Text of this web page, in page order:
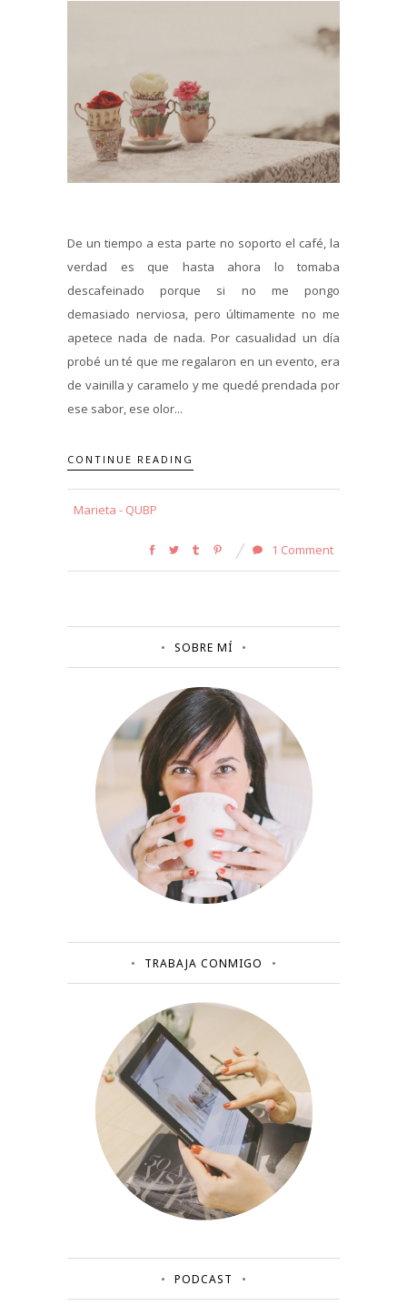
De un tiempo a esta parte no soporto el café, la
verdad es que hasta ahora lo tomaba
descafeinado porque si no me pongo
demasiado nerviosa, pero últimamente no me
apetece nada de nada. Por casualidad un día
probé un té que me regalaron en un evento, era
de vainilla y caramelo y me quedé prendada por
ese sabor, ese olor...
CONTINUE READING
Marieta - QUBP
1 Comment
SOBRE MÍ
TRABAJA CONMIGO
PODCAST